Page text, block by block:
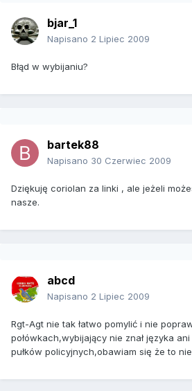
bjar_1
Napisano 2 Lipiec 2009
Błąd w wybijaniu?
bartek88
Napisano 30 Czerwiec 2009
Dziękuję coriolan za linki , ale jeżeli
nasze.
abcd
Napisano 2 Lipiec 2009
Rgt-Agt nie tak łatwo pomylić i nie
połówkach,wybijający nie znał języka
pułków policyjnych,obawiam się że to